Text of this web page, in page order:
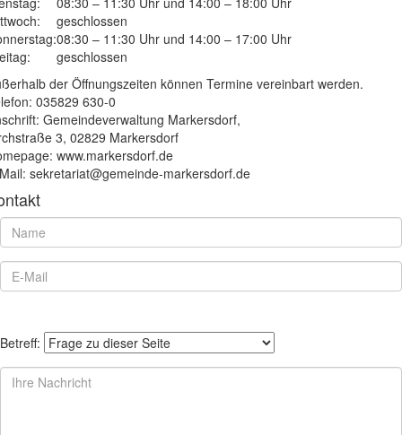
geschlossen
08:30 – 11:30 Uhr und 14:00 – 17:00 Uhr
geschlossen
der Öffnungszeiten können Termine vereinbart werden.
035829 630-0
Gemeindeverwaltung Markersdorf,
3, 02829 Markersdorf
www.markersdorf.de
sekretariat@gemeinde-markersdorf.de
Betreff: